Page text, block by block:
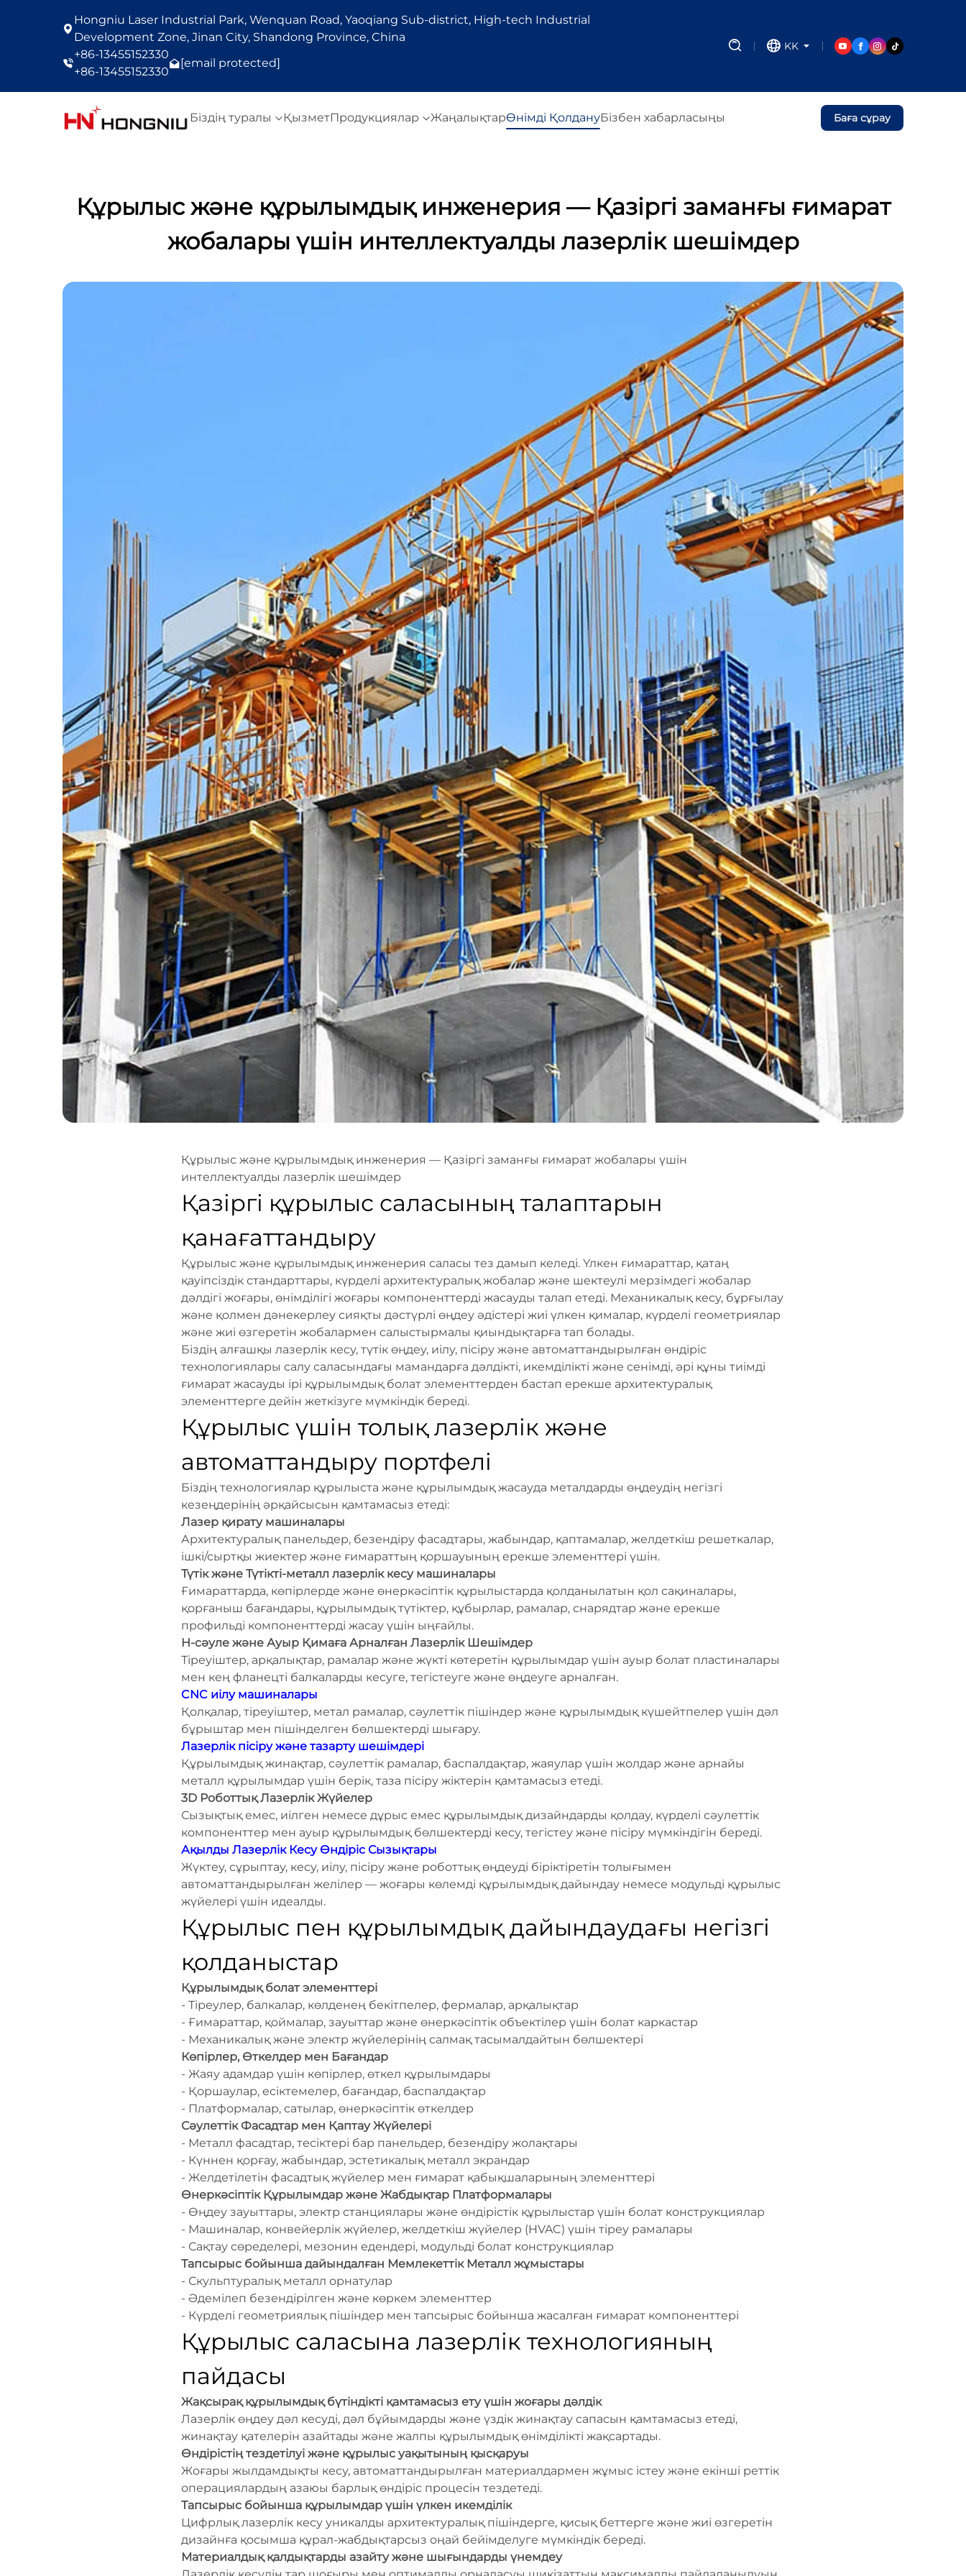
Hongniu Laser Industrial Park, Wenquan Road, Yaoqiang Sub-district, High-tech Industrial
Development Zone, Jinan City, Shandong Province, China
+86-13455152330
+86-13455152330
[email protected]
KK
Біздің туралы ҚызметПродукциялар ЖаңалықтарӨнімді ҚолдануБізбен хабарласыңы Баға сұрау
Құрылыс және құрылымдық инженерия — Қазіргі заманғы ғимарат
жобалары үшін интеллектуалды лазерлік шешімдер
Құрылыс және құрылымдық инженерия — Қазіргі заманғы ғимарат жобалары үшін
интеллектуалды лазерлік шешімдер
Қазіргі құрылыс саласының талаптарын
қанағаттандыру
Құрылыс және құрылымдық инженерия саласы тез дамып келеді. Үлкен ғимараттар, қатаң
қауіпсіздік стандарттары, күрделі архитектуралық жобалар және шектеулі мерзімдегі жобалар
дәлдігі жоғары, өнімділігі жоғары компоненттерді жасауды талап етеді. Механикалық кесу, бұрғылау
және қолмен дәнекерлеу сияқты дәстүрлі өңдеу әдістері жиі үлкен қималар, күрделі геометриялар
және жиі өзгеретін жобалармен салыстырмалы қиындықтарға тап болады.
Біздің алғашқы лазерлік кесу, түтік өңдеу, иілу, пісіру және автоматтандырылған өндіріс
технологиялары салу саласындағы мамандарға дәлдікті, икемділікті және сенімді, әрі құны тиімді
ғимарат жасауды ірі құрылымдық болат элементтерден бастап ерекше архитектуралық
элементтерге дейін жеткізуге мүмкіндік береді.
Құрылыс үшін толық лазерлік және
автоматтандыру портфелі
Біздің технологиялар құрылыста және құрылымдық жасауда металдарды өңдеудің негізгі
кезеңдерінің әрқайсысын қамтамасыз етеді:
Лазер қирату машиналары
Архитектуралық панельдер, безендіру фасадтары, жабындар, қаптамалар, желдеткіш решеткалар,
ішкі/сыртқы жиектер және ғимараттың қоршауының ерекше элементтері үшін.
Түтік және Түтікті-металл лазерлік кесу машиналары
Ғимараттарда, көпірлерде және өнеркәсіптік құрылыстарда қолданылатын қол сақиналары,
қорғаныш бағандары, құрылымдық түтіктер, құбырлар, рамалар, снарядтар және ерекше
профильді компоненттерді жасау үшін ыңғайлы.
H-сәуле және Ауыр Қимаға Арналған Лазерлік Шешімдер
Тіреуіштер, арқалықтар, рамалар және жүкті көтеретін құрылымдар үшін ауыр болат пластиналары
мен кең фланецті балкаларды кесуге, тегістеуге және өңдеуге арналған.
CNC иілу машиналары
Қолқалар, тіреуіштер, метал рамалар, сәулеттік пішіндер және құрылымдық күшейтпелер үшін дәл
бұрыштар мен пішінделген бөлшектерді шығару.
Лазерлік пісіру және тазарту шешімдері
Құрылымдық жинақтар, сәулеттік рамалар, баспалдақтар, жаяулар үшін жолдар және арнайы
металл құрылымдар үшін берік, таза пісіру жіктерін қамтамасыз етеді.
3D Роботтық Лазерлік Жүйелер
Сызықтық емес, иілген немесе дұрыс емес құрылымдық дизайндарды қолдау, күрделі сәулеттік
компоненттер мен ауыр құрылымдық бөлшектерді кесу, тегістеу және пісіру мүмкіндігін береді.
Ақылды Лазерлік Кесу Өндіріс Сызықтары
Жүктеу, сұрыптау, кесу, иілу, пісіру және роботтық өңдеуді біріктіретін толығымен
автоматтандырылған желілер — жоғары көлемді құрылымдық дайындау немесе модульді құрылыс
жүйелері үшін идеалды.
Құрылыс пен құрылымдық дайындаудағы негізгі
қолданыстар
Құрылымдық болат элементтері
- Тіреулер, балкалар, көлденең бекітпелер, фермалар, арқалықтар
- Ғимараттар, қоймалар, зауыттар және өнеркәсіптік объектілер үшін болат каркастар
- Механикалық және электр жүйелерінің салмақ тасымалдайтын бөлшектері
Көпірлер, Өткелдер мен Бағандар
- Жаяу адамдар үшін көпірлер, өткел құрылымдары
- Қоршаулар, есіктемелер, бағандар, баспалдақтар
- Платформалар, сатылар, өнеркәсіптік өткелдер
Сәулеттік Фасадтар мен Қаптау Жүйелері
- Металл фасадтар, тесіктері бар панельдер, безендіру жолақтары
- Күннен қорғау, жабындар, эстетикалық металл экрандар
- Желдетілетін фасадтық жүйелер мен ғимарат қабықшаларының элементтері
Өнеркәсіптік Құрылымдар және Жабдықтар Платформалары
- Өңдеу зауыттары, электр станциялары және өндірістік құрылыстар үшін болат конструкциялар
- Машиналар, конвейерлік жүйелер, желдеткіш жүйелер (HVAC) үшін тіреу рамалары
- Сақтау сөределері, мезонин едендері, модульді болат конструкциялар
Тапсырыс бойынша дайындалған Мемлекеттік Металл жұмыстары
- Скульптуралық металл орнатулар
- Әдемілеп безендірілген және көркем элементтер
- Күрделі геометриялық пішіндер мен тапсырыс бойынша жасалған ғимарат компоненттері
Құрылыс саласына лазерлік технологияның
пайдасы
Жақсырақ құрылымдық бүтіндікті қамтамасыз ету үшін жоғары дәлдік
Лазерлік өңдеу дәл кесуді, дәл бұйымдарды және үздік жинақтау сапасын қамтамасыз етеді,
жинақтау қателерін азайтады және жалпы құрылымдық өнімділікті жақсартады.
Өндірістің тездетілуі және құрылыс уақытының қысқаруы
Жоғары жылдамдықты кесу, автоматтандырылған материалдармен жұмыс істеу және екінші реттік
операциялардың азаюы барлық өндіріс процесін тездетеді.
Тапсырыс бойынша құрылымдар үшін үлкен икемділік
Цифрлық лазерлік кесу уникалды архитектуралық пішіндерге, қисық беттерге және жиі өзгеретін
дизайнға қосымша құрал-жабдықтарсыз оңай бейімделуге мүмкіндік береді.
Материалдық қалдықтарды азайту және шығындарды үнемдеу